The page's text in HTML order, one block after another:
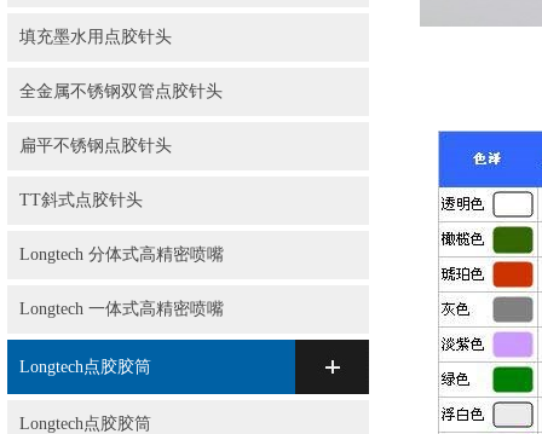
填充墨水用点胶针头
全金属不锈钢双管点胶针头
扁平不锈钢点胶针头
TT斜式点胶针头
Longtech 分体式高精密喷嘴
Longtech 一体式高精密喷嘴
Longtech点胶胶筒
Longtech点胶胶筒